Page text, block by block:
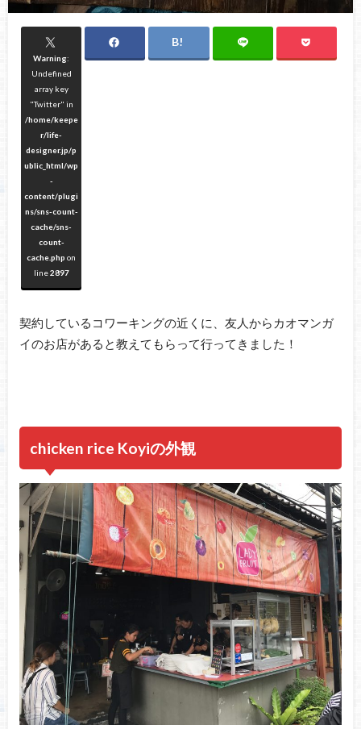
Warning:
Undefined
array key
"Twitter" in
/home/keepe
r/life-
designer.jp/p
ublic_html/wp
-
content/plugi
ns/sns-count-
cache/sns-
count-
cache.php on
line2897
契約しているコワーキングの近くに、友人からカオマンガ
イのお店があると教えてもらって行ってきました！
chicken rice Koyiの外観